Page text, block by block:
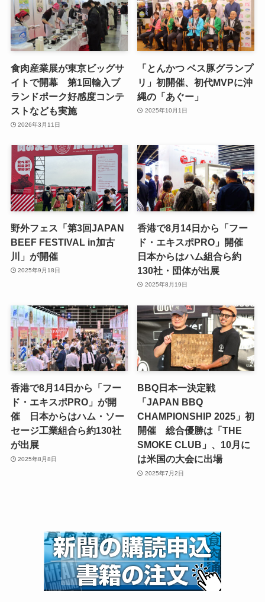
食肉産業展が東京ビッグサ
イトで開幕 第1回輸入ブ
ランドポーク好感度コンテ
ストなども実施
2026年3月11日
「とんかつ ベス豚グランプ
リ」初開催、初代MVPに沖
縄の「あぐー」
2025年10月1日
野外フェス「第3回JAPAN
BEEF FESTIVAL in加古
川」が開催
2025年9月18日
香港で8月14日から「フー
ド・エキスポPRO」開催
日本からはハム組合ら約
130社・団体が出展
2025年8月19日
香港で8月14日から「フー
ド・エキスポPRO」が開
催 日本からはハム・ソー
セージ工業組合ら約130社
が出展
2025年8月8日
BBQ日本一決定戦
「JAPAN BBQ
CHAMPIONSHIP 2025」初
開催 総合優勝は「THE
SMOKE CLUB」、10月に
は米国の大会に出場
2025年7月2日